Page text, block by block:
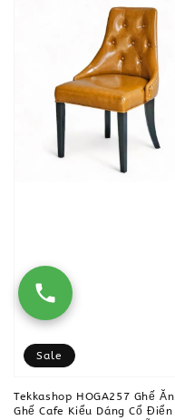
Sale
Tekkashop HOGA257 Ghế Ăn
Ghế Cafe Kiểu Dáng Cổ Điển